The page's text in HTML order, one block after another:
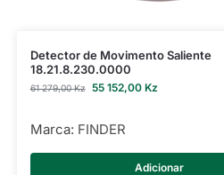
Detector de Movimento Saliente
18.21.8.230.0000
61 279,00Kz 55 152,00 Kz
Marca: FINDER
Adicionar